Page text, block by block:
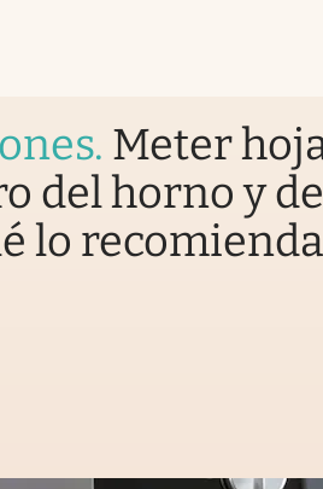
. Meter
del horno y
lo